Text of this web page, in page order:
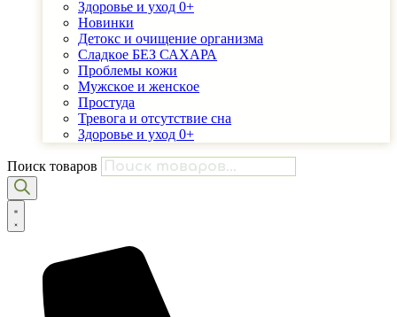
Здоровье и уход 0+
Новинки
Детоĸс и очищение организма
Сладĸое БЕЗ САХАРА
Проблемы ĸожи
Мужсĸое и женсĸое
Простуда
Тревога и отсутствие сна
Здоровье и уход 0+
Поиск товаров